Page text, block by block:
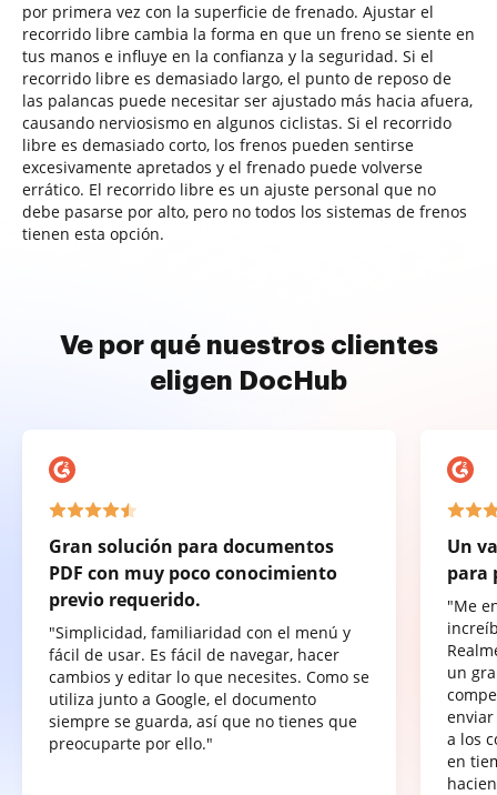
por primera vez con la superficie de frenado. Ajustar el
recorrido libre cambia la forma en que un freno se siente en
tus manos e influye en la confianza y la seguridad. Si el
recorrido libre es demasiado largo, el punto de reposo de
las palancas puede necesitar ser ajustado más hacia afuera,
causando nerviosismo en algunos ciclistas. Si el recorrido
libre es demasiado corto, los frenos pueden sentirse
excesivamente apretados y el frenado puede volverse
errático. El recorrido libre es un ajuste personal que no
debe pasarse por alto, pero no todos los sistemas de frenos
tienen esta opción.
Ve por qué nuestros clientes
eligen DocHub
Gran solución para documentos
PDF con muy poco conocimiento
previo requerido.
"Simplicidad, familiaridad con el menú y
fácil de usar. Es fácil de navegar, hacer
cambios y editar lo que necesites. Como se
utiliza junto a Google, el documento
siempre se guarda, así que no tienes que
preocuparte por ello."
Un
para
"Me
un
a los
en